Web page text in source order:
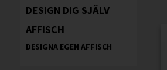
DESIGN DIG SJÄLV
AFFISCH
DESIGNA EGEN AFFISCH